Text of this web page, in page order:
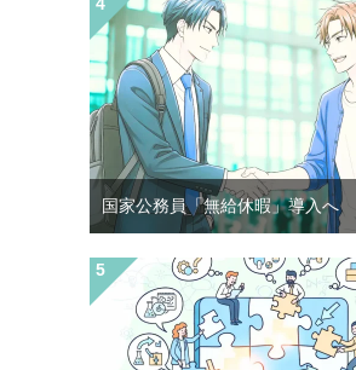
国家公務員「無給休暇」導入へ